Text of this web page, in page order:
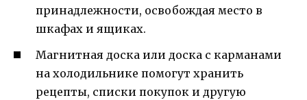
принадлежности, освобождая место в
шкафах и ящиках.
Магнитная доска или доска с карманами
на холодильнике помогут хранить
рецепты, списки покупок и другую